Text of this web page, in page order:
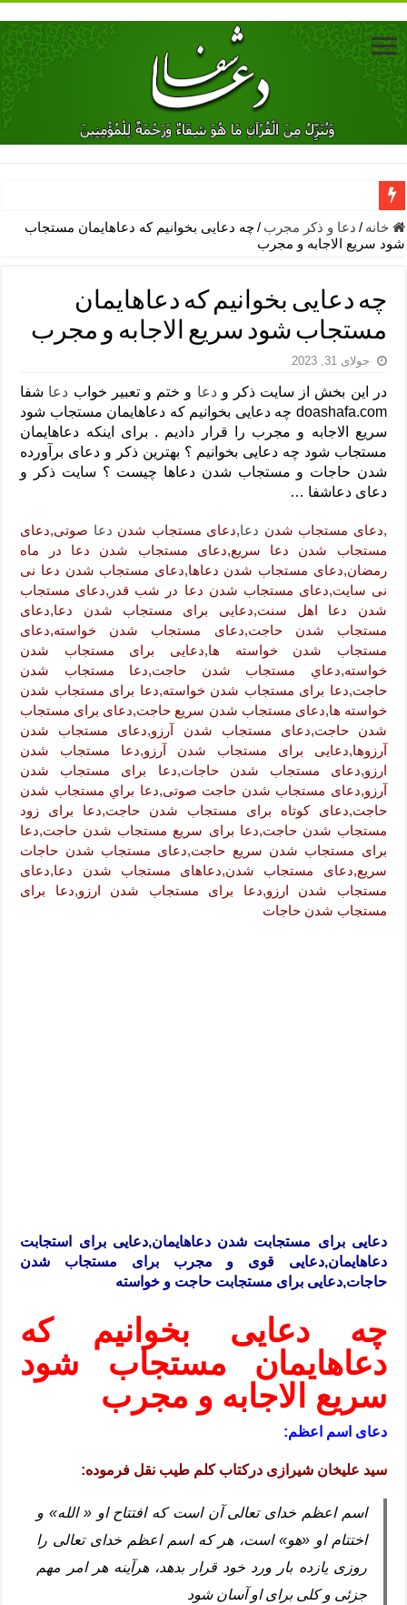
دعای جلب محبت فوری معشوق – دعای جلب محبت شوهر
دعای مشکل گشا برای رفع فقر – ذکرهای روزی‌ بخش
معجزات دعای یا من اظهر الجمیل – دعای یا من اظهر الجمیل برای
مهم ترین اذکار الهی و فضیلت آن ها – ذکر مخصوص مستجاب الدعوه
دعا برای ترس بچه ها در خواب – دعای ترس و بی خوابی کودکان
دعای رفع فقر و طلب رزق و روزی – آیه‌ جلب ثروت و برکت مال
لا حول ولا قوة الا بالله برای چشم زخم – دعای چشم زخم ماشاالله
دعای قوی رفع ترس – دعای مجرب برای آرامش قلب و رفع اضطراب
دعا برای پولدار شدن در یک روز – دعای ثروت حضرت سلیمان
خانه / دعا و ذکر مجرب /چه دعایی بخوانیم که دعاهایمان مستجاب
شود سریع الاجابه و مجرب
چه دعایی بخوانیم که دعاهایمان
مستجاب شود سریع الاجابه و مجرب
جولای 31, 2023
در این بخش از سایت ذکر ودعا و ختم و تعبیر خواب دعا شفا
doashafa.com چه دعایی بخوانیم که دعاهایمان مستجاب شود
سریع الاجابه و مجرب را قرار دادیم . برای اینکه دعاهایمان
مستجاب شود چه دعایی بخوانیم ؟ بهترین ذکر و دعای برآورده
شدن حاجات و مستجاب شدن دعاها چیست ؟ سایت ذکر و
دعای دعاشفا …
,دعای مستجاب شدن دعا,دعای مستجاب شدن دعا صوتی,دعای
مستجاب شدن دعا سریع,دعای مستجاب شدن دعا در ماه
رمضان,دعای مستجاب شدن دعاها,دعای مستجاب شدن دعا نی
نی سایت,دعای مستجاب شدن دعا در شب قدر,دعای مستجاب
شدن دعا اهل سنت,دعایی برای مستجاب شدن دعا,دعای
مستجاب شدن حاجت,دعای مستجاب شدن خواسته,دعای
مستجاب شدن خواسته ها,دعایی برای مستجاب شدن
خواسته,دعاي مستجاب شدن حاجت,دعا مستجاب شدن
حاجت,دعا برای مستجاب شدن خواسته,دعا برای مستجاب شدن
خواسته ها,دعای مستجاب شدن سریع حاجت,دعای برای مستجاب
شدن حاجت,دعای مستجاب شدن آرزو,دعای مستجاب شدن
آرزوها,دعایی برای مستجاب شدن آرزو,دعا مستجاب شدن
ارزو,دعای مستجاب شدن حاجات,دعا برای مستجاب شدن
آرزو,دعای مستجاب شدن حاجت صوتی,دعا براي مستجاب شدن
حاجت,دعای کوتاه برای مستجاب شدن حاجت,دعا برای زود
مستجاب شدن حاجت,دعا برای سریع مستجاب شدن حاجت,دعا
برای مستجاب شدن سریع حاجت,دعای مستجاب شدن حاجات
سریع,دعای مستجاب شدن,دعاهای مستجاب شدن دعا,دعای
مستجاب شدن ارزو,دعا برای مستجاب شدن ارزو,دعا برای
مستجاب شدن حاجات
دعایی برای مستجابت شدن دعاهایمان,دعایی برای استجابت
دعاهایمان,دعایی قوی و مجرب برای مستجاب شدن
حاجات,دعایی برای مستجابت حاجت و خواسته
چه دعایی بخوانیم که
دعاهایمان مستجاب شود
سریع الاجابه و مجرب
دعای اسم اعظم:
سید علیخان شیرازی درکتاب کلم طیب نقل فرموده:
اسم اعظم خدای تعالی آن است که افتتاح او « الله» و
اختتام او «هو» است، هر که اسم اعظم خدای تعالی را
روزی یازده بار ورد خود قرار بدهد، هرآینه هر امر مهم
جزئی و کلی برای او آسان شود